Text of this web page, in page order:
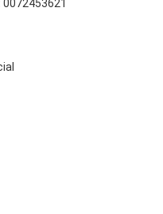
0072453621